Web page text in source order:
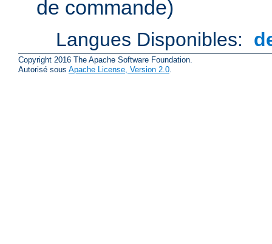
de commande)
Langues Disponibles:
Copyright 2016 The Apache Software Foundation.
Autorisé sous Apache License, Version 2.0.